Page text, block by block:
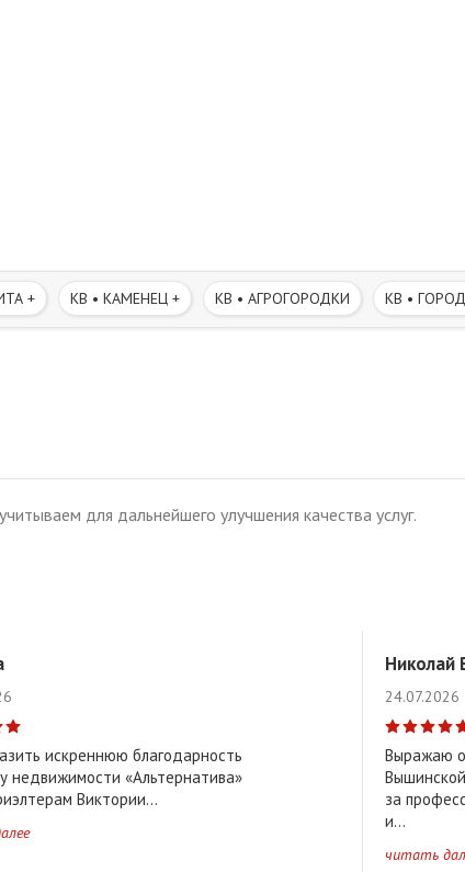
+ КВ • КАМЕНЕЦ + КВ • АГРОГОРОДКИ КВ •
для дальнейшего улучшения качества услуг.
искреннюю благодарность
недвижимости «Альтернатива»
Виктории...
Николай
24.07.2026
Выражаю
за
и...
читать